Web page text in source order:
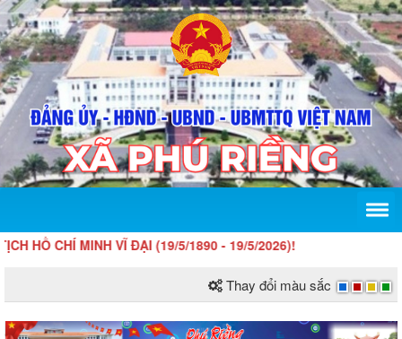
CHÍ MINH VĨ ĐẠI (19/5/1890 - 19/5/2026)!
Thay đổi màu sắc